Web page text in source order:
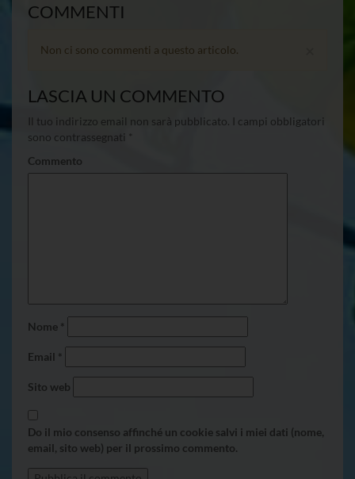
COMMENTI
Non ci sono commenti a questo articolo.
LASCIA UN COMMENTO
Il tuo indirizzo email non sarà pubblicato. I campi obbligatori
sono contrassegnati *
Commento
Nome *
Email *
Sito web
Do il mio consenso affinché un cookie salvi i miei dati (nome,
email, sito web) per il prossimo commento.